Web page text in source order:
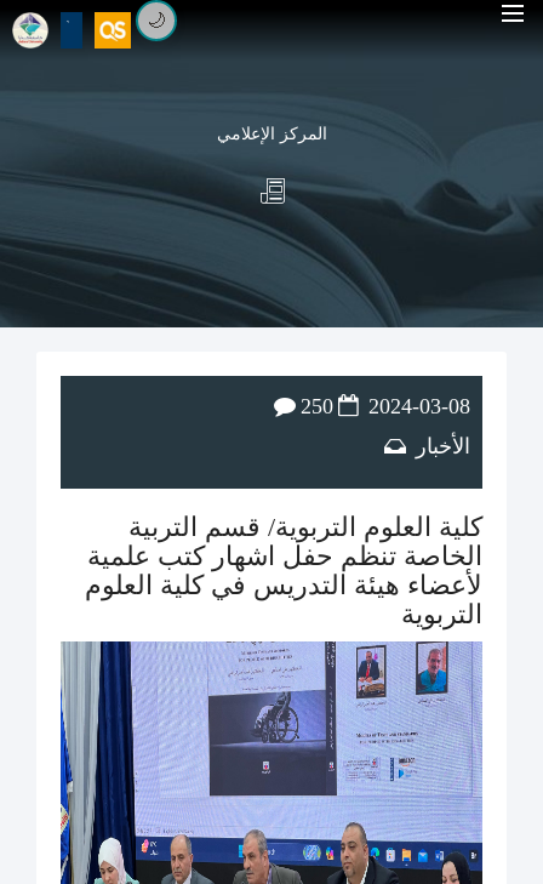
🌙
المركز الإعلامي
2024-03-08
الأخبار
250
كلية العلوم التربوية/ قسم التربية
الخاصة تنظم حفل اشهار كتب علمية
لأعضاء هيئة التدريس في كلية العلوم
التربوية